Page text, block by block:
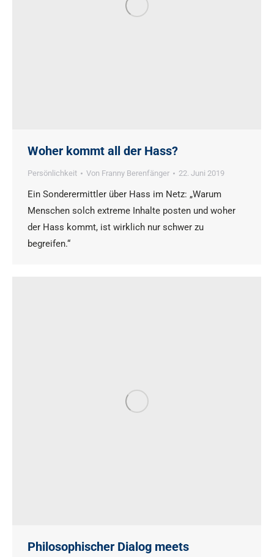
Woher kommt all der Hass?
Persönlichkeit Von Franny Berenfänger 22. Juni 2019
Ein Sonderermittler über Hass im Netz: „Warum
Menschen solch extreme Inhalte posten und woher
der Hass kommt, ist wirklich nur schwer zu
begreifen.“
Philosophischer Dialog meets